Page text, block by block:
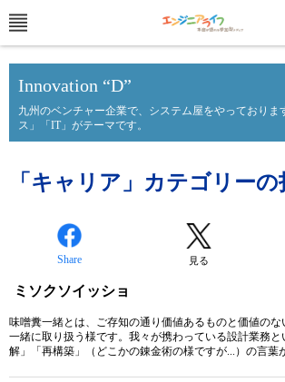
Innovation “D”
九州のベンチャー企業で、システム屋をやっておりま
ス」「IT」がテーマです。
「キャリア」カテゴリーの
Share 見る
ミソクソイッショ
味噌糞一緒とは、ご存知の通り価値あるものと価値の
一緒に取り扱う様です。我々が携わっている設計業務
解」「再構築」（どこかの錬金術の様ですが...）の言葉